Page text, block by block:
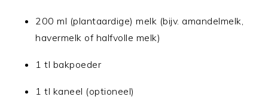
200 ml (plantaardige) melk (bijv. amandelmelk,
havermelk of halfvolle melk)
1 tl bakpoeder
1 tl kaneel (optioneel)